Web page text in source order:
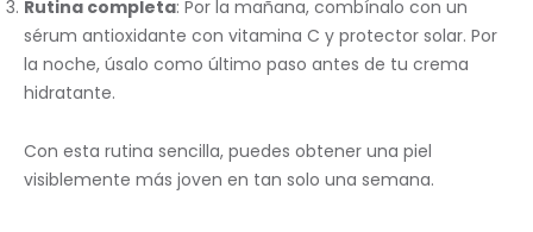
Rutina completa: Por la mañana, combínalo con un
sérum antioxidante con vitamina C y protector solar. Por
la noche, úsalo como último paso antes de tu crema
hidratante.
Con esta rutina sencilla, puedes obtener una piel
visiblemente más joven en tan solo una semana.